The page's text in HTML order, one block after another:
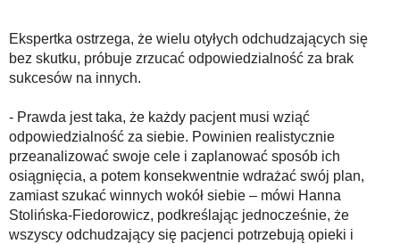
Ekspertka ostrzega, że wielu otyłych odchudzających się
bez skutku, próbuje zrzucać odpowiedzialność za brak
sukcesów na innych.
- Prawda jest taka, że każdy pacjent musi wziąć
odpowiedzialność za siebie. Powinien realistycznie
przeanalizować swoje cele i zaplanować sposób ich
osiągnięcia, a potem konsekwentnie wdrażać swój plan,
zamiast szukać winnych wokół siebie – mówi Hanna
Stolińska-Fiedorowicz, podkreślając jednocześnie, że
wszyscy odchudzający się pacjenci potrzebują opieki i